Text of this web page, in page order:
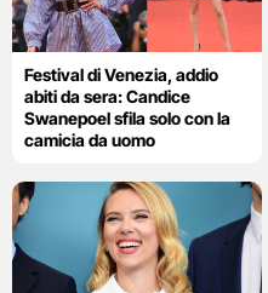
Festival di Venezia, addio
abiti da sera: Candice
Swanepoel sfila solo con la
camicia da uomo